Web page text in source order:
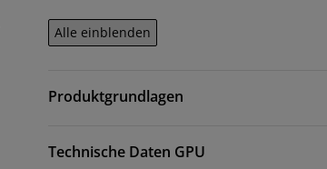
Alle einblenden
Produktgrundlagen
Technische Daten GPU